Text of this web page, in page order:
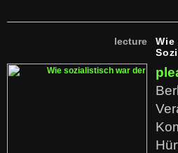
lecture